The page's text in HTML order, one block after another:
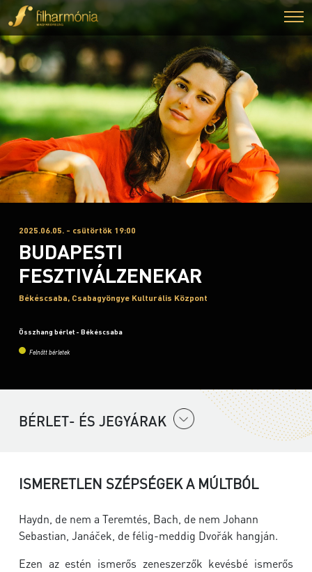
2025.06.05. - csütörtök 19:00
BUDAPESTI
FESZTIVÁLZENEKAR
Békéscsaba, Csabagyöngye Kulturális Központ
Összhang bérlet - Békéscsaba
Felnőtt bérletek
BÉRLET- ÉS JEGYÁRAK
ISMERETLEN SZÉPSÉGEK A MÚLTBÓL
Haydn, de nem a Teremtés, Bach, de nem Johann
Sebastian, Janáček, de félig-meddig Dvořák hangján.
Ezen az estén ismerős zeneszerzők kevésbé ismerős